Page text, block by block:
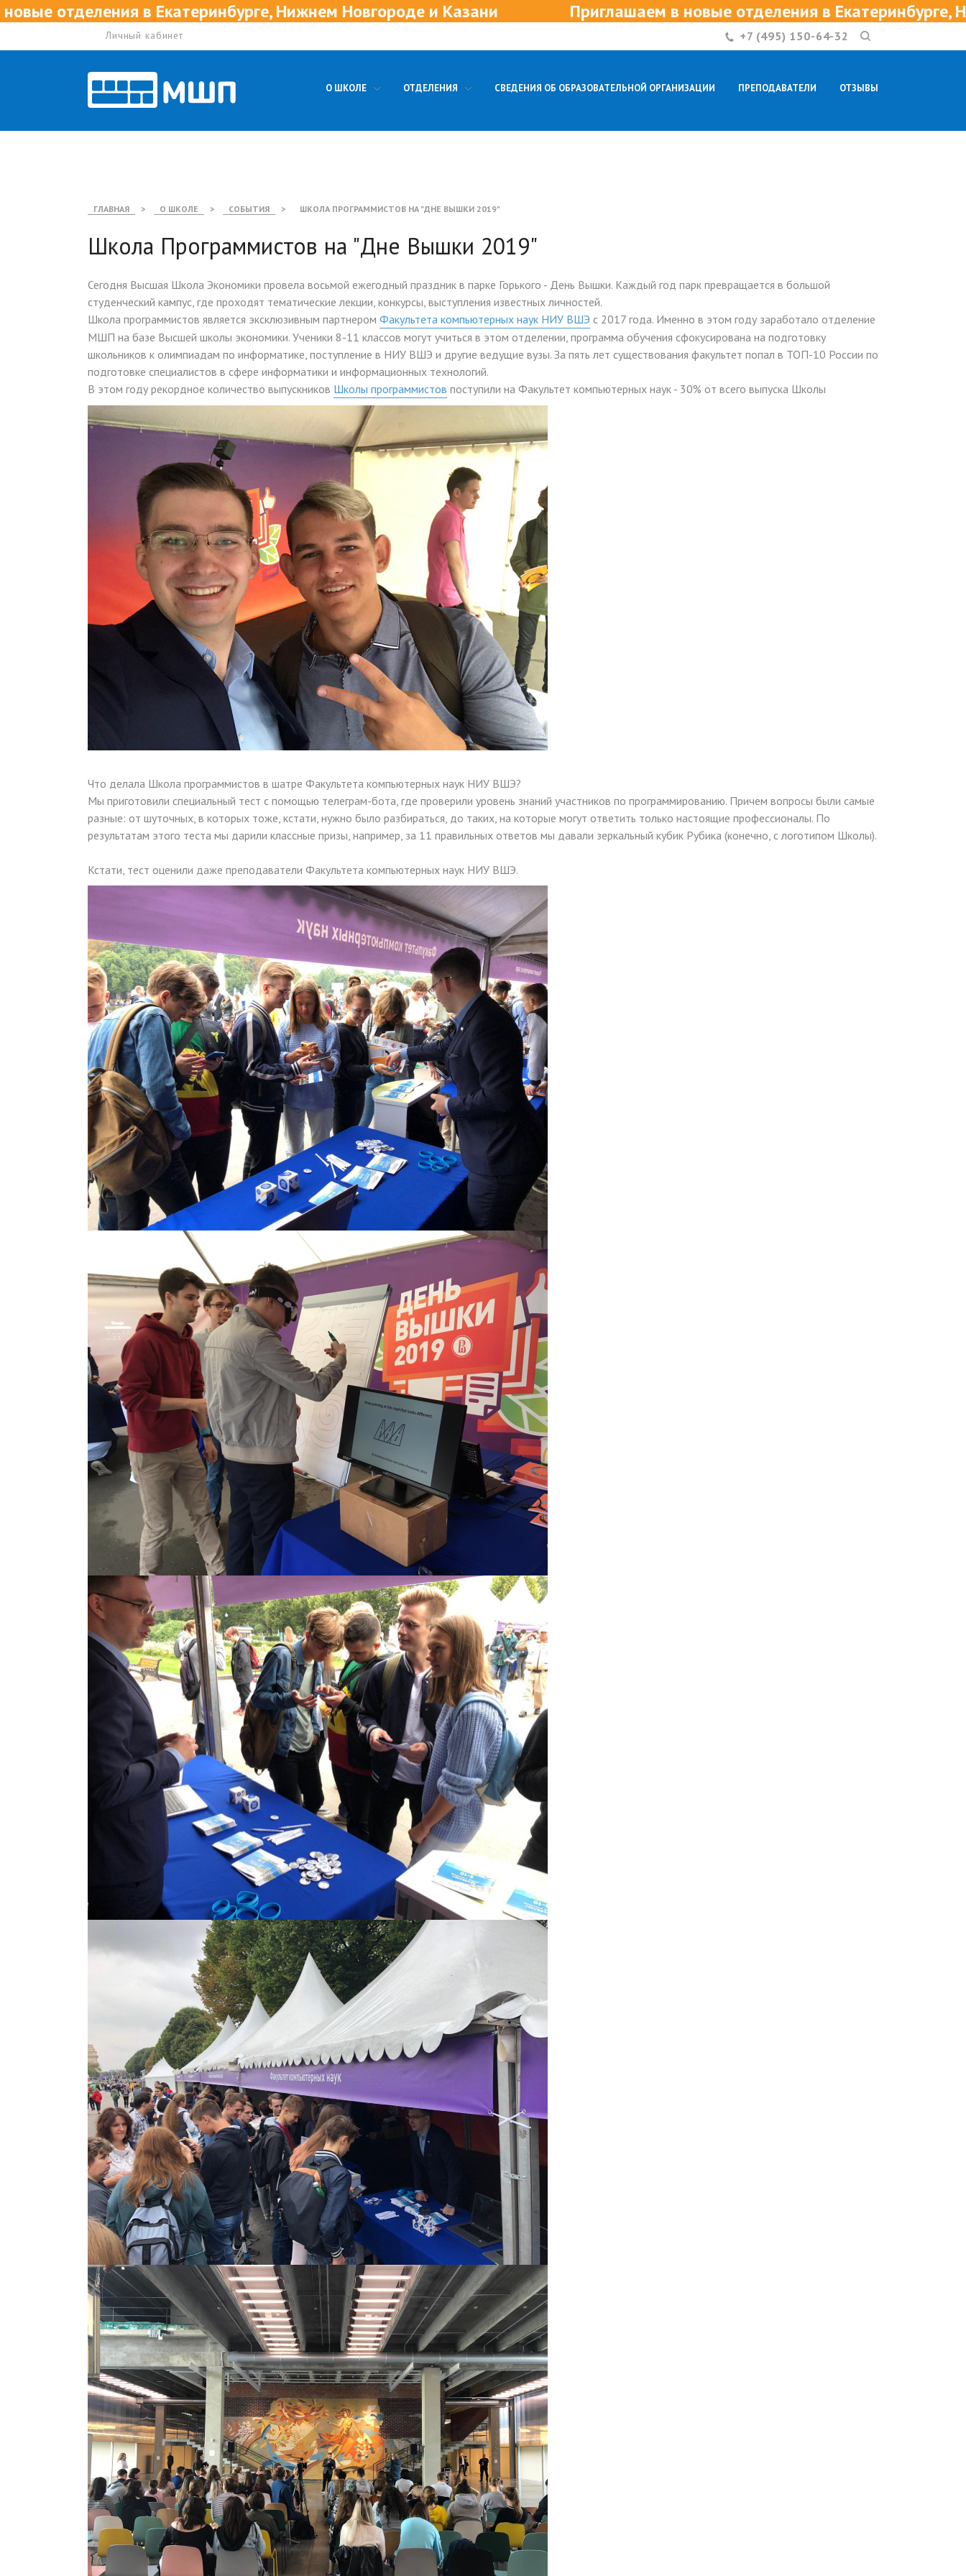
Нижнем Новгороде и Казани Приглашаем в новые отделения в Екатеринбурге, Нижнем Новгороде и
Личный кабинет +7 (495) 150-64-32
О ШКОЛЕ ОТДЕЛЕНИЯ СВЕДЕНИЯ ОБ ОБРАЗОВАТЕЛЬНОЙ ОРГАНИЗАЦИИ ПРЕПОДАВАТЕЛИ ОТЗЫВЫ
ГЛАВНАЯ > О ШКОЛЕ > СОБЫТИЯ > ШКОЛА ПРОГРАММИСТОВ НА "ДНЕ ВЫШКИ 2019"
Школа Программистов на "Дне Вышки 2019"
Сегодня Высшая Школа Экономики провела восьмой ежегодный праздник в парке Горького - День Вышки. Каждый год парк превращается в большой
студенческий кампус, где проходят тематические лекции, конкурсы, выступления известных личностей.
Школа программистов является эксклюзивным партнером Факультета компьютерных наук НИУ ВШЭ с 2017 года. Именно в этом году заработало отделение
МШП на базе Высшей школы экономики. Ученики 8-11 классов могут учиться в этом отделении, программа обучения сфокусирована на подготовку
школьников к олимпиадам по информатике, поступление в НИУ ВШЭ и другие ведущие вузы. За пять лет существования факультет попал в ТОП-10 России по
подготовке специалистов в сфере информатики и информационных технологий.
В этом году рекордное количество выпускников Школы программистов поступили на Факультет компьютерных наук - 30% от всего выпуска Школы
Что делала Школа программистов в шатре Факультета компьютерных наук НИУ ВШЭ?
Мы приготовили специальный тест с помощью телеграм-бота, где проверили уровень знаний участников по программированию. Причем вопросы были самые
разные: от шуточных, в которых тоже, кстати, нужно было разбираться, до таких, на которые могут ответить только настоящие профессионалы. По
результатам этого теста мы дарили классные призы, например, за 11 правильных ответов мы давали зеркальный кубик Рубика (конечно, с логотипом Школы).
Кстати, тест оценили даже преподаватели Факультета компьютерных наук НИУ ВШЭ.